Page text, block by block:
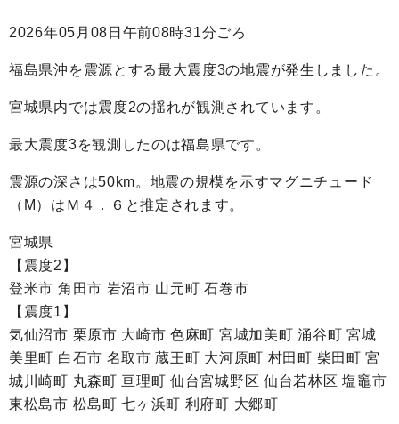
2026年05月08日午前08時31分ごろ
福島県沖を震源とする最大震度3の地震が発生しました。
宮城県内では震度2の揺れが観測されています。
最大震度3を観測したのは福島県です。
震源の深さは50km。地震の規模を示すマグニチュード
（M）はＭ４．６と推定されます。
宮城県
【震度2】
登米市 角田市 岩沼市 山元町 石巻市
【震度1】
気仙沼市 栗原市 大崎市 色麻町 宮城加美町 涌谷町 宮城
美里町 白石市 名取市 蔵王町 大河原町 村田町 柴田町 宮
城川崎町 丸森町 亘理町 仙台宮城野区 仙台若林区 塩竈市
東松島市 松島町 七ヶ浜町 利府町 大郷町